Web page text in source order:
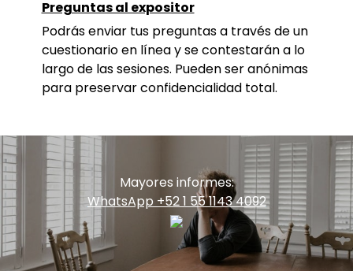
Preguntas al expositor
Podrás enviar tus preguntas a través de un
cuestionario en línea y se contestarán a lo
largo de las sesiones. Pueden ser anónimas
para preservar confidencialidad total.
Mayores informes:
WhatsApp +52 1 55 1143 4092